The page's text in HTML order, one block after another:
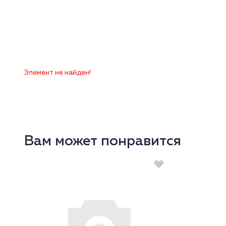
Элемент не найден!
Вам может понравится